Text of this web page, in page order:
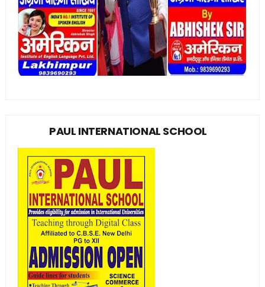
PAUL INTERNATIONAL SCHOOL